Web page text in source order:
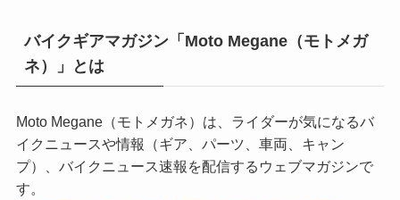
バイクギアマガジン「Moto Megane（モトメガ
ネ）」とは
Moto Megane（モトメガネ）は、ライダーが気になるバ
イクニュースや情報（ギア、パーツ、車両、キャン
プ）、バイクニュース速報を配信するウェブマガジンで
す。